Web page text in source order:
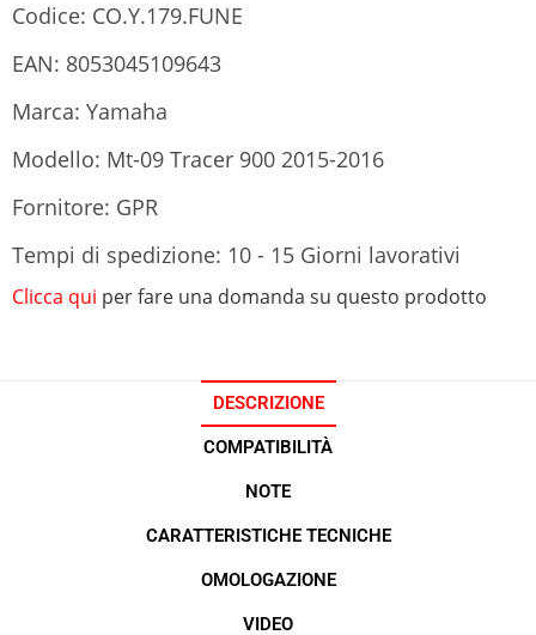
Codice: CO.Y.179.FUNE
EAN: 8053045109643
Marca: Yamaha
Modello: Mt-09 Tracer 900 2015-2016
Fornitore: GPR
Tempi di spedizione: 10 - 15 Giorni lavorativi
Clicca qui per fare una domanda su questo prodotto
DESCRIZIONE
COMPATIBILITÀ
NOTE
CARATTERISTICHE TECNICHE
OMOLOGAZIONE
VIDEO